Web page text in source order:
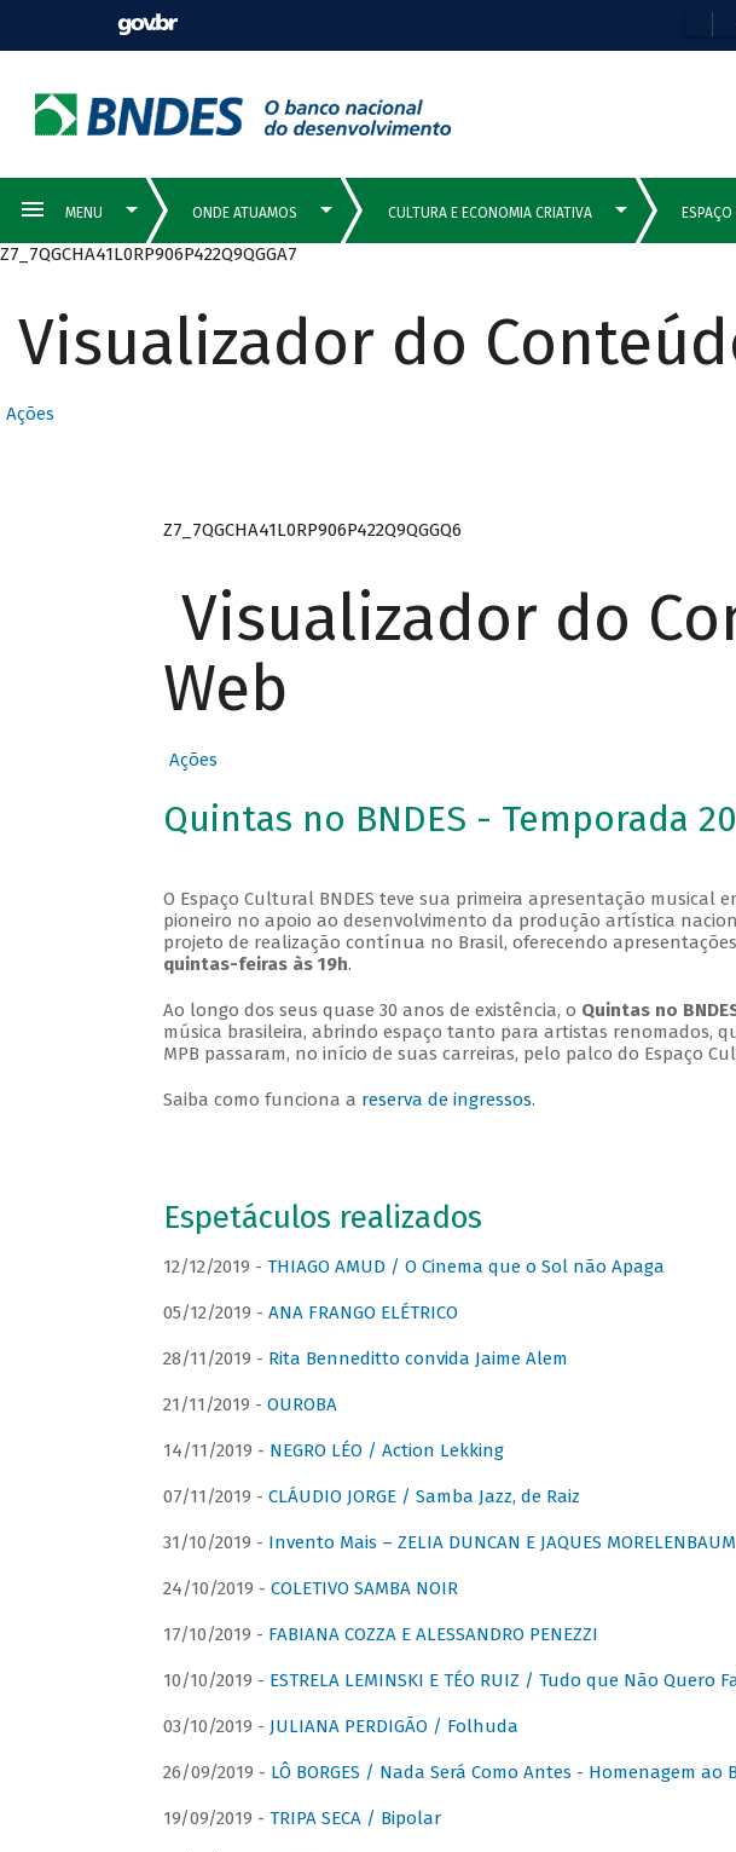
Z7_7QGCHA41L0RP906P422Q9QGGA7
Visualizador do
Ações
Z7_7QGCHA41L0RP906P422Q9QGGQ6
Visualizador do
Web
Ações
Quintas no BNDES - Temporada
O Espaço Cultural BNDES teve sua primeira apresentação musical
pioneiro no apoio ao desenvolvimento da produção artística
projeto de realização contínua no Brasil, oferecendo
quintas-feiras às 19h.
Ao longo dos seus quase 30 anos de existência, o Quintas no
música brasileira, abrindo espaço tanto para artistas renomados,
MPB passaram, no início de suas carreiras, pelo palco do Espaço
Saiba como funciona a reserva de ingressos.
Espetáculos realizados
12/12/2019 - THIAGO AMUD / O Cinema que o Sol não Apaga
05/12/2019 - ANA FRANGO ELÉTRICO
28/11/2019 - Rita Benneditto convida Jaime Alem
21/11/2019 - OUROBA
14/11/2019 - NEGRO LÉO / Action Lekking
07/11/2019 - CLÁUDIO JORGE / Samba Jazz, de Raiz
31/10/2019 - Invento Mais – ZELIA DUNCAN E JAQUES
24/10/2019 - COLETIVO SAMBA NOIR
17/10/2019 - FABIANA COZZA E ALESSANDRO PENEZZI
10/10/2019 - ESTRELA LEMINSKI E TÉO RUIZ / Tudo que Não Quero
03/10/2019 - JULIANA PERDIGÃO / Folhuda
26/09/2019 - LÔ BORGES / Nada Será Como Antes - Homenagem ao
19/09/2019 - TRIPA SECA / Bipolar